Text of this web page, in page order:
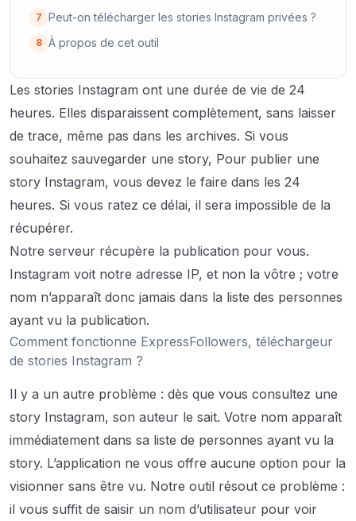
7 Peut-on télécharger les stories Instagram privées ?
8 À propos de cet outil
Les stories Instagram ont une durée de vie de 24
heures. Elles disparaissent complètement, sans laisser
de trace, même pas dans les archives. Si vous
souhaitez sauvegarder une story, Pour publier une
story Instagram, vous devez le faire dans les 24
heures. Si vous ratez ce délai, il sera impossible de la
récupérer.
Notre serveur récupère la publication pour vous.
Instagram voit notre adresse IP, et non la vôtre ; votre
nom n’apparaît donc jamais dans la liste des personnes
ayant vu la publication.
Comment fonctionne ExpressFollowers, téléchargeur
de stories Instagram ?
Il y a un autre problème : dès que vous consultez une
story Instagram, son auteur le sait. Votre nom apparaît
immédiatement dans sa liste de personnes ayant vu la
story. L’application ne vous offre aucune option pour la
visionner sans être vu. Notre outil résout ce problème :
il vous suffit de saisir un nom d’utilisateur pour voir